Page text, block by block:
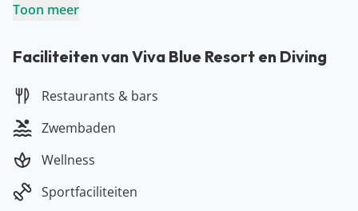
Verschillende heerlijke buffetrestaurants, á la carte
goed gevuld buikje. Daarnaast kan je heerlijk
bestaat tussen massages en
schoonheidbehandelingen. Zo kom je helemaal
Meer over Hurghada
De populairste badplaats van Egypte? Dat is natuurlijk
Toon meer
Faciliteiten van Viva Blue Resort en Diving
Restaurants & bars
Zwembaden
Wellness
Sportfaciliteiten